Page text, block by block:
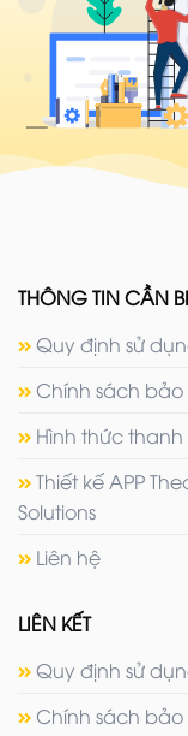
THÔNG TIN CẦN
Quy định sử
Chính sách
Hình thức
Thiết kế APP
Solutions
Liên hệ
LIÊN KẾT
Quy định sử
Chính sách